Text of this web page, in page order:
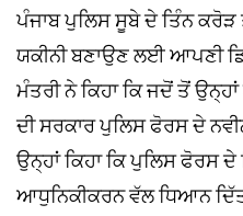
ਪੰਜਾਬ ਪੁਲਿਸ ਸੂਬੇ ਦੇ ਤਿੰਨ
ਯਕੀਨੀ ਬਣਾਉਣ ਲਈ ਆਪਣੀ
ਮੰਤਰੀ ਨੇ ਕਿਹਾ ਕਿ ਜਦੋਂ ਤੋਂ
ਦੀ ਸਰਕਾਰ ਪੁਲਿਸ ਫੋਰਸ ਦੇ
ਉਨ੍ਹਾਂ ਕਿਹਾ ਕਿ ਪੁਲਿਸ ਫੋਰਸ
ਆਧੁਨਿਕੀਕਰਨ ਵੱਲ ਧਿਆਨ